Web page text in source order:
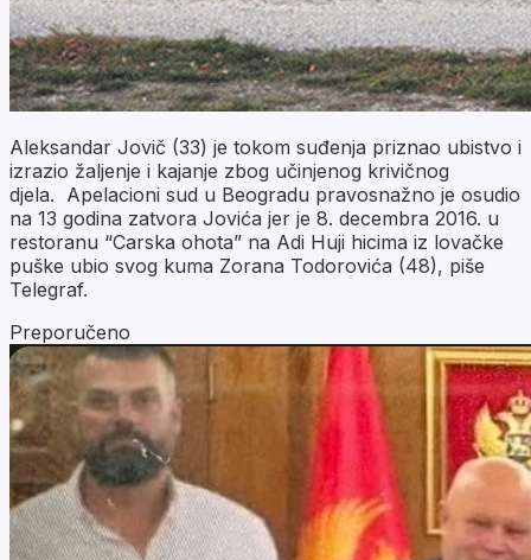
Aleksandar Jovič (33) je tokom suđenja priznao ubistvo i
izrazio žaljenje i kajanje zbog učinjenog krivičnog
djela. Apelacioni sud u Beogradu pravosnažno je osudio
na 13 godina zatvora Jovića jer je 8. decembra 2016. u
restoranu “Carska ohota” na Adi Huji hicima iz lovačke
puške ubio svog kuma Zorana Todorovića (48), piše
Telegraf.
Preporučeno